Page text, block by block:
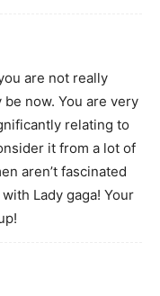
are not really
now. You are very
relating to
it from a lot of
aren’t fascinated
Lady gaga! Your